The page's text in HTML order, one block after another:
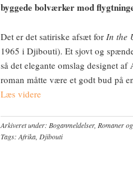
byggede bolværker mod
Det er det satiriske afsæt for In the
1965 i Djibouti). Et sjovt og
så det elegante omslag designet
roman måtte være et godt bud på
Læs videre
Arkiveret under: Boganmeldelser, Romaner
Tags: Afrika Djibouti